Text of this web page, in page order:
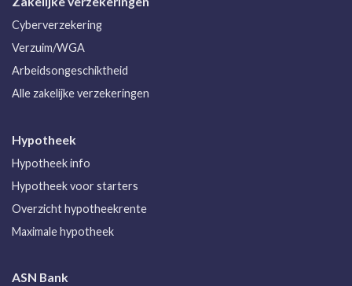
Cyberverzekering
Verzuim/WGA
Arbeidsongeschiktheid
Alle zakelijke verzekeringen
Hypotheek
Hypotheek info
Hypotheek voor starters
Overzicht hypotheekrente
Maximale hypotheek
ASN Bank